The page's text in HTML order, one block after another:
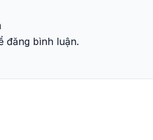
đăng bình luận.